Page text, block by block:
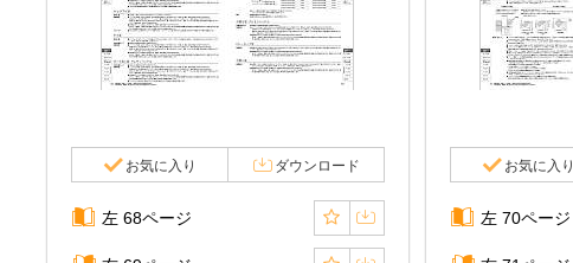
お気に入り ダウンロード
左 68ページ
お気に入り
左 70ページ